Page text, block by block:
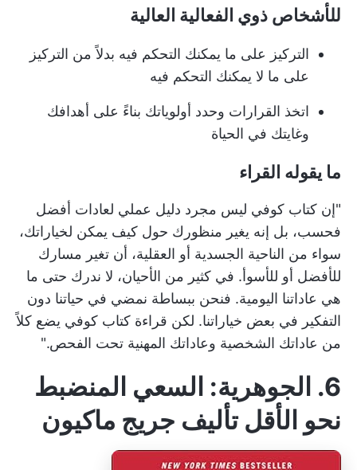
للأشخاص ذوي الفعالية العالية
التركيز على ما يمكنك التحكم فيه بدلاً من التركيز
على ما لا يمكنك التحكم فيه
اتخذ القرارات وحدد أولوياتك بناءً على أهدافك
وغايتك في الحياة
ما يقوله القراء
"إن كتاب كوفي ليس مجرد دليل عملي لعادات أفضل
فحسب، بل إنه يغير منظورك حول كيف يمكن لخياراتك،
سواء من الناحية الجسدية أو العقلية، أن تغير مسارك
للأفضل أو للأسوأ. في كثير من الأحيان، لا ندرك حتى ما
هي عاداتنا اليومية. فنحن ببساطة نمضي في حياتنا دون
التفكير في بعض خياراتنا. لكن قراءة كتاب كوفي يضع كلاً
من عاداتك الشخصية وعاداتك المهنية تحت الفحص."
6. الجوهرية: السعي المنضبط
نحو الأقل تأليف جريج ماكيون